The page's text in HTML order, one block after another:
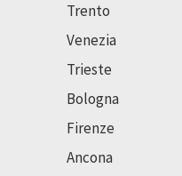
Trento
Venezia
Trieste
Bologna
Firenze
Ancona